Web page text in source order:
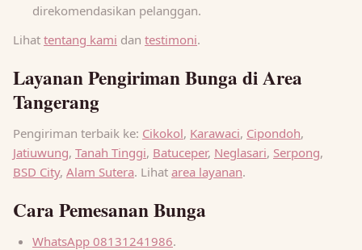
direkomendasikan pelanggan.
Lihat tentang kami dan testimoni.
Layanan Pengiriman Bunga di Area
Tangerang
Pengiriman terbaik ke: Cikokol, Karawaci, Cipondoh,
Jatiuwung, Tanah Tinggi, Batuceper, Neglasari, Serpong,
BSD City, Alam Sutera. Lihat area layanan.
Cara Pemesanan Bunga
WhatsApp 08131241986.